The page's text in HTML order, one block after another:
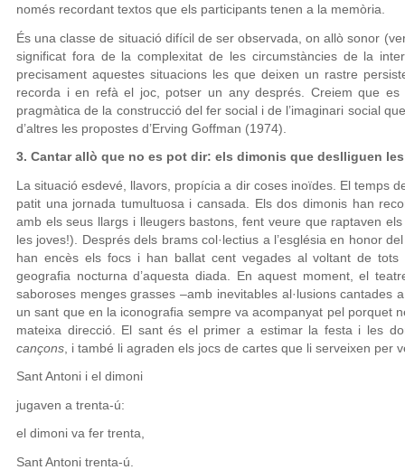
només recordant textos que els participants tenen a la memòria.
És una classe de situació difícil de ser observada, on allò sonor
significat fora de la complexitat de les circumstàncies de la
precisament aquestes situacions les que deixen un rastre
recorda i en refà el joc, potser un any després. Creiem que es
pragmàtica de la construcció del fer social i de l’imaginari social
d’altres les propostes d’Erving Goffman (1974).
3. Cantar allò que no es pot dir: els dimonis que deslliguen
La situació esdevé, llavors, propícia a dir coses inoïdes. El temps
patit una jornada tumultuosa i cansada. Els dos dimonis han
amb els seus llargs i lleugers bastons, fent veure que raptaven
les joves!). Després dels brams col·lectius a l’església en honor
han encès els focs i han ballat cent vegades al voltant de
geografia nocturna d’aquesta diada. En aquest moment, el
saboroses menges grasses –amb inevitables al·lusions cantades
un sant que en la iconografia sempre va acompanyat pel porquet
mateixa direcció. El sant és el primer a estimar la festa i les
cançons , i també li agraden els jocs de cartes que li serveixen per
Sant Antoni i el dimoni
jugaven a trenta-ú:
el dimoni va fer trenta,
Sant Antoni trenta-ú.